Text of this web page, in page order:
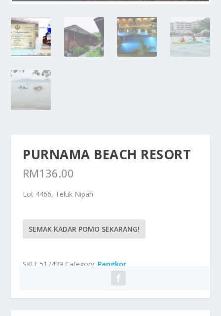
PURNAMA BEACH RESORT
RM136.00
Lot 4466, Teluk Nipah
SEMAK KADAR POMO SEKARANG!
SKU: 517439 Category: Pangkor